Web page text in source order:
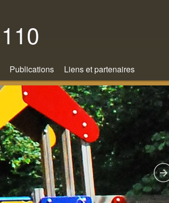
Publications Liens et partenaires